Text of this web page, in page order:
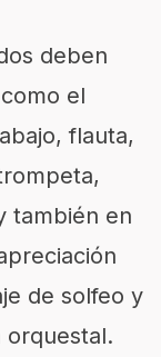
deben
el
flauta,
también en
de solfeo y
orquestal.